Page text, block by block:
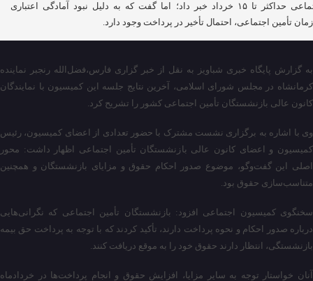
اجتماعی حداکثر تا ۱۵ خرداد خبر داد؛ اما گفت که به دلیل نبود آمادگی اعتباری
تأمین اجتماعی، احتمال تأخیر در پرداخت وجود دارد.
به گزارش پایگاه خبری شباویز به نقل از خبر گزاری فارس،فضل‌الله رنجبر نماینده
کرمانشاه در مجلس شورای اسلامی، آخرین نتایج جلسه این کمیسیون با نمایندگان
کانون عالی بازنشستگان تأمین اجتماعی کشور را تشریح کرد.
وی با اشاره به برگزاری نشست مشترک با حضور تعدادی از اعضای کمیسیون، رئیس
کمیسیون و اعضای کانون عالی بازنشستگان تأمین اجتماعی اظهار داشت: محور
اصلی این گفت‌وگو، موضوع صدور احکام حقوق و مزایای بازنشستگان و همچنین
متناسب‌سازی حقوق بود.
سخنگوی کمیسیون اجتماعی افزود: بازنشستگان تأمین اجتماعی که نگرانی‌هایی
درباره صدور احکام و نحوه پرداخت دارند، تأکید کردند که با توجه به پرداخت حق بیمه
بازنشستگی، انتظار دارند حقوق خود را به موقع دریافت کنند.
آنان خواستار توجه به سایر مزایا، افزایش حقوق و انجام پرداخت‌ها در خردادماه